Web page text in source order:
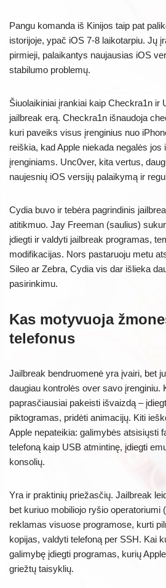
Pangu komanda iš Kinijos taip pat
istorijoje, ypač iOS 7-8 laikotarpiu. Jų
pirmieji, palaikantys naujausias iOS
stabilumo problemų.
Šiuolaikiniai įrankiai kaip Checkra1n ir
jailbreak erą. Checkra1n išnaudoja
kuri paveiks visus įrenginius nuo
reiškia, kad Apple niekada negalės jos
įrenginiams. Unc0ver, kita vertus,
naujesnių iOS versijų palaikymą ir
Cydia buvo ir tebėra pagrindinis
atitikmuo. Jay Freeman (saulius)
įdiegti ir valdyti jailbreak programas,
modifikacijas. Nors pastaruoju metu
Sileo ar Zebra, Cydia vis dar išlieka
pasirinkimu.
Kas motyvuoja
telefonus
Jailbreak bendruomenė yra įvairi, bet
daugiau kontrolės over savo įrenginiu.
paprasčiausiai pakeisti išvaizdą –
piktogramas, pridėti animacijų. Kiti
Apple nepateikia: galimybės atsisiųsti
telefoną kaip USB atmintinę, įdiegti
konsolių.
Yra ir praktinių priežasčių. Jailbreak
bet kuriuo mobiliojo ryšio operatoriumi
reklamas visuose programose, kurti
kopijas, valdyti telefoną per SSH. Kai
galimybę įdiegti programas, kurių
griežtų taisyklių.